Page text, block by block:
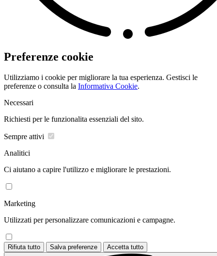
Preferenze cookie
Utilizziamo i cookie per migliorare la tua esperienza. Gestisci le
preferenze o consulta la Informativa Cookie.
Necessari
Richiesti per le funzionalita essenziali del sito.
Sempre attivi
Analitici
Ci aiutano a capire l'utilizzo e migliorare le prestazioni.
Marketing
Utilizzati per personalizzare comunicazioni e campagne.
Rifiuta tutto Salva preferenze Accetta tutto